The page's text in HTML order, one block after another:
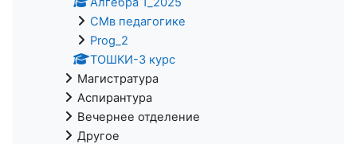
СМв педагогике
Prog_2
ТОШКИ-3 курс
Магистратура
Аспирантура
Вечернее отделение
Другое